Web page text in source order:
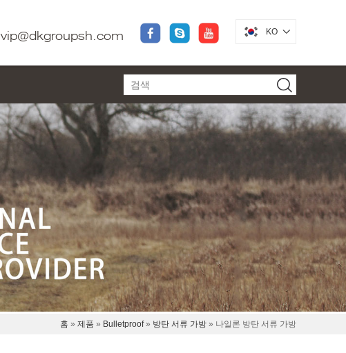
KO
vip@dkgroupsh.com
홈 » 제품 » Bulletproof» 방탄 서류 가방 » 나일론 방탄 서류 가방